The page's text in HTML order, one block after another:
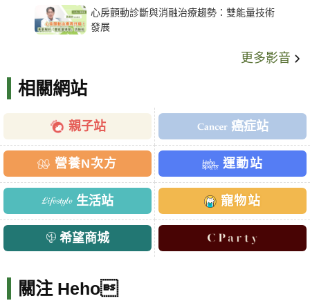
心房顫動診斷與消融治療趨勢：雙能量技術
發展
更多影音
相關網站
親子站 癌症站
營養N次方 運動站
生活站 寵物站
希望商城
關注 Heho